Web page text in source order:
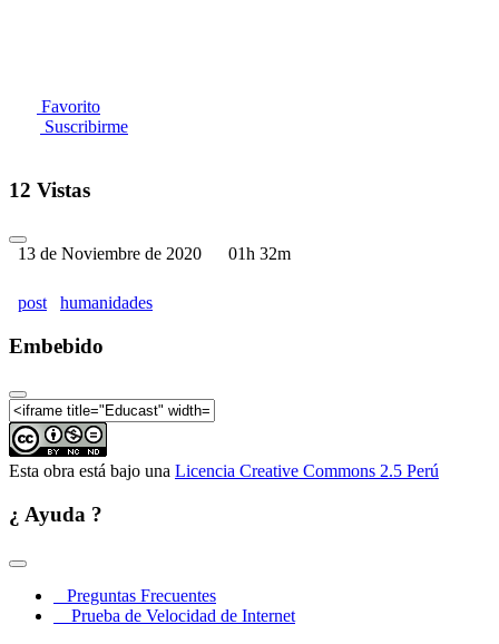
Favorito
Suscribirme
12 Vistas
13 de Noviembre de 2020 01h 32m
post humanidades
Embebido
Esta obra está bajo una Licencia Creative Commons 2.5 Perú
¿ Ayuda ?
Preguntas Frecuentes
Prueba de Velocidad de Internet